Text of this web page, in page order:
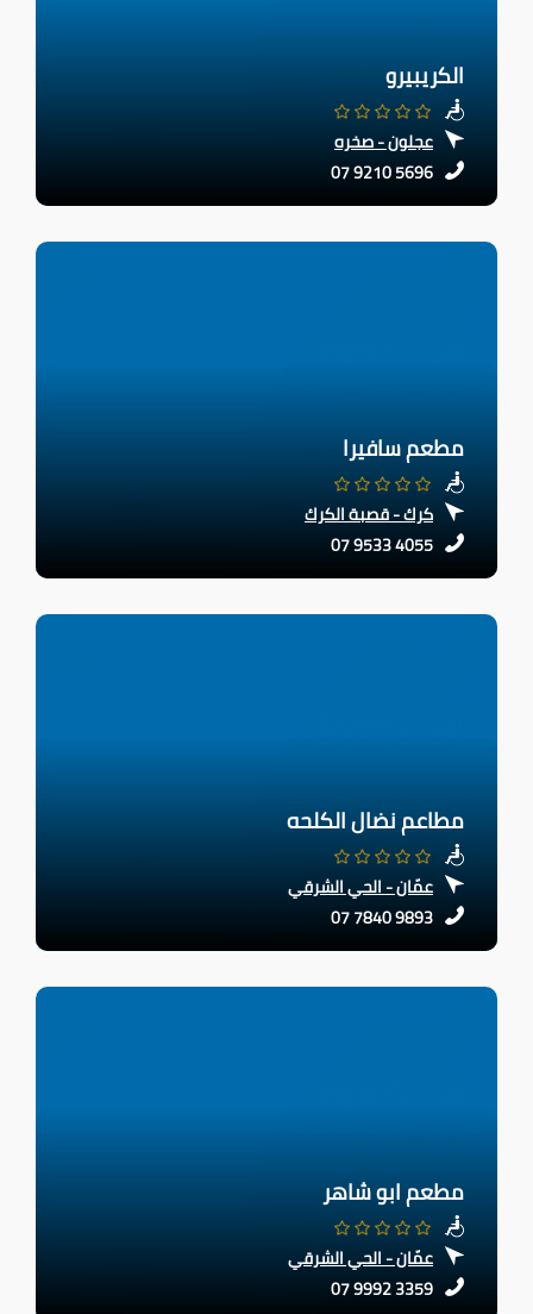
الكريبيرو
عجلون - صخره
07 9210 5696
مطعم سافيرا
كرك - قصبة الكرك
07 9533 4055
مطاعم نضال الكلحه
عمّان - الحي الشرقي
07 7840 9893
مطعم ابو شاهر
عمّان - الحي الشرقي
07 9992 3359